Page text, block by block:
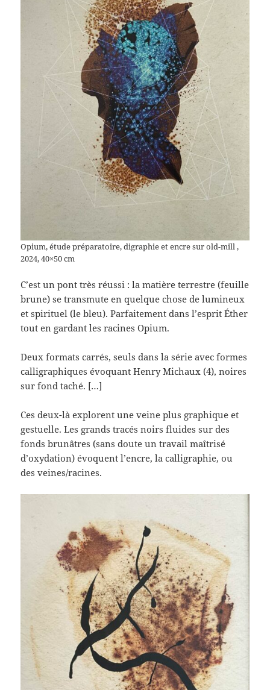
Opium, étude préparatoire, digraphie et encre sur old-mill ,
2024, 40×50 cm
C’est un pont très réussi : la matière terrestre (feuille
brune) se transmute en quelque chose de lumineux
et spirituel (le bleu). Parfaitement dans l’esprit Éther
tout en gardant les racines Opium.
Deux formats carrés, seuls dans la série avec formes
calligraphiques évoquant Henry Michaux (4), noires
sur fond taché. […]
Ces deux-là explorent une veine plus graphique et
gestuelle. Les grands tracés noirs fluides sur des
fonds brunâtres (sans doute un travail maîtrisé
d’oxydation) évoquent l’encre, la calligraphie, ou
des veines/racines.